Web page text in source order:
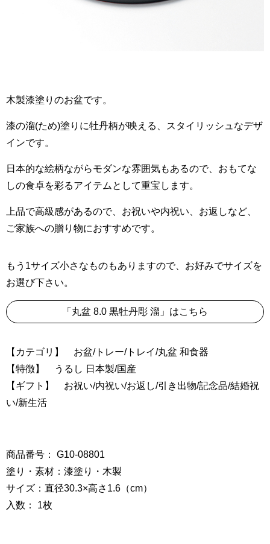
木製漆塗りのお盆です。
漆の溜(ため)塗りに牡丹柄が映える、スタイリッシュなデザ
インです。
日本的な絵柄ながらモダンな雰囲気もあるので、おもてな
しの食卓を彩るアイテムとして重宝します。
上品で高級感があるので、お祝いや内祝い、お返しなど、
ご家族への贈り物におすすめです。
もう1サイズ小さなものもありますので、お好みでサイズを
お選び下さい。
「丸盆 8.0 黒牡丹彫 溜」はこちら
【カテゴリ】 お盆/トレー/トレイ/丸盆 和食器
【特徴】 うるし 日本製/国産
【ギフト】 お祝い/内祝い/お返し/引き出物/記念品/結婚祝
い/新生活
商品番号： G10-08801
塗り・素材：漆塗り・木製
サイズ：直径30.3×高さ1.6（cm）
入数： 1枚